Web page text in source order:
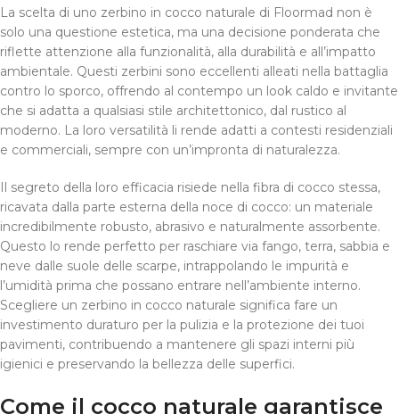
La scelta di uno zerbino in cocco naturale di Floormad non è
solo una questione estetica, ma una decisione ponderata che
riflette attenzione alla funzionalità, alla durabilità e all’impatto
ambientale. Questi zerbini sono eccellenti alleati nella battaglia
contro lo sporco, offrendo al contempo un look caldo e invitante
che si adatta a qualsiasi stile architettonico, dal rustico al
moderno. La loro versatilità li rende adatti a contesti residenziali
e commerciali, sempre con un’impronta di naturalezza.
Il segreto della loro efficacia risiede nella fibra di cocco stessa,
ricavata dalla parte esterna della noce di cocco: un materiale
incredibilmente robusto, abrasivo e naturalmente assorbente.
Questo lo rende perfetto per raschiare via fango, terra, sabbia e
neve dalle suole delle scarpe, intrappolando le impurità e
l’umidità prima che possano entrare nell’ambiente interno.
Scegliere un zerbino in cocco naturale significa fare un
investimento duraturo per la pulizia e la protezione dei tuoi
pavimenti, contribuendo a mantenere gli spazi interni più
igienici e preservando la bellezza delle superfici.
Come il cocco naturale garantisce